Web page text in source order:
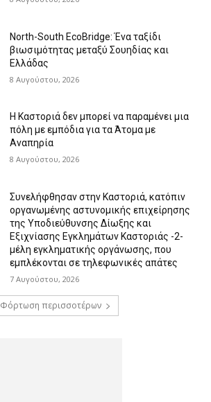
North-South EcoBridge: Ένα ταξίδι
βιωσιμότητας μεταξύ Σουηδίας και
Ελλάδας
8 Αυγούστου, 2026
Η Καστοριά δεν μπορεί να παραμένει μια
πόλη με εμπόδια για τα Άτομα με
Αναπηρία
8 Αυγούστου, 2026
Συνελήφθησαν στην Καστοριά, κατόπιν
οργανωμένης αστυνομικής επιχείρησης
της Υποδιεύθυνσης Δίωξης και
Εξιχνίασης Εγκλημάτων Καστοριάς -2-
μέλη εγκληματικής οργάνωσης, που
εμπλέκονται σε τηλεφωνικές απάτες
7 Αυγούστου, 2026
Φόρτωση περισσοτέρων